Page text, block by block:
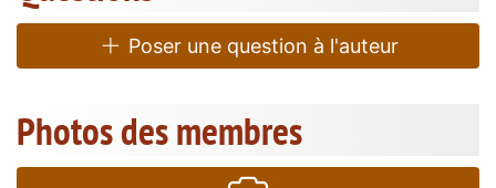
Poser une question à l'auteur
Photos des membres